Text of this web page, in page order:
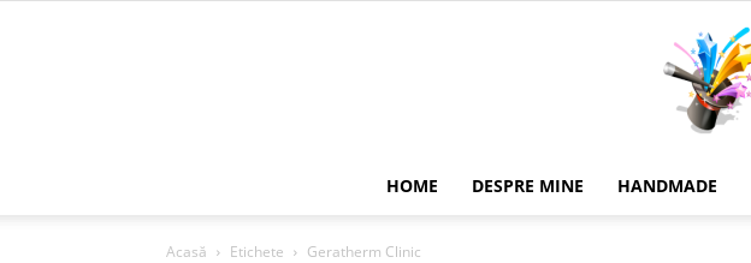
HOME DESPRE MINE HANDMADE
Acasă Etichete Geratherm Clinic